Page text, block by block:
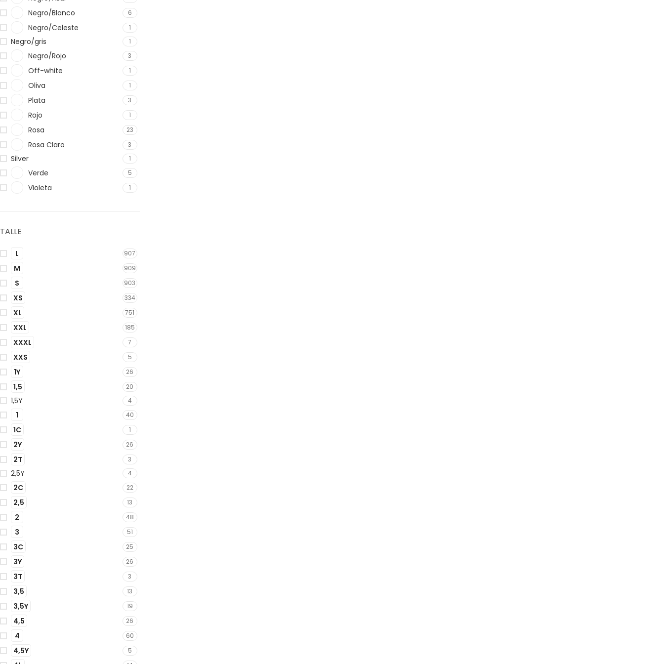
Negro/Blanco 6
Negro/Celeste 1
Negro/gris 1
Negro/Rojo 3
Off-white 1
Oliva 1
Plata 3
Rojo 1
Rosa 23
Rosa Claro 3
Silver 1
Verde 5
Violeta 1
TALLE
L 907
M 909
S 903
XS 334
XL 751
XXL 185
XXXL 7
XXS 5
1Y 26
1,5 20
1,5Y 4
1 40
1C 1
2Y 26
2T 3
2,5Y 4
2C 22
2,5 13
2 48
3 51
3C 25
3Y 26
3T 3
3,5 13
3,5Y 19
4,5 26
4 60
4,5Y 5